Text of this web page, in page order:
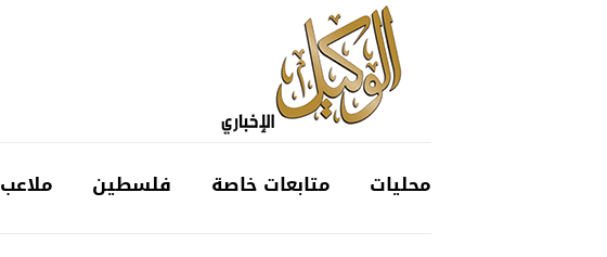
محليات متابعات خاصة فلسطين ملاعب